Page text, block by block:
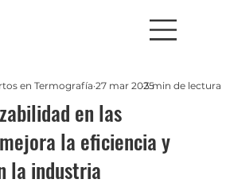
en las
la eficiencia y
la industria
en Termografía 27 mar 20253 min de lectura